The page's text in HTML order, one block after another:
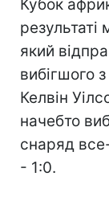
Кубок
який
вибігшого
Келвін
начебто
снаряд
- 1:0.